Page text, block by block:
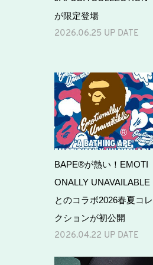
が限定登場
2026.06.25 UP DATE
BAPE®が熱い！EMOTI
ONALLY UNAVAILABLE
とのコラボ2026春夏コレ
クションが初公開
2026.04.22 UP DATE